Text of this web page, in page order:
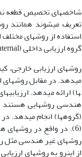
شاخص­های تخصیص قطعه
تعریف می­شوند همانند
گروه ارزیابی داخلی (Internal) و خارجی (External) ارائه می‍شوند (6).
روش­های ارزیابی خارجی،
هندسی روش­هایی هستند
(گروه­ها) انجام می­دهد.
(6). در واقع در